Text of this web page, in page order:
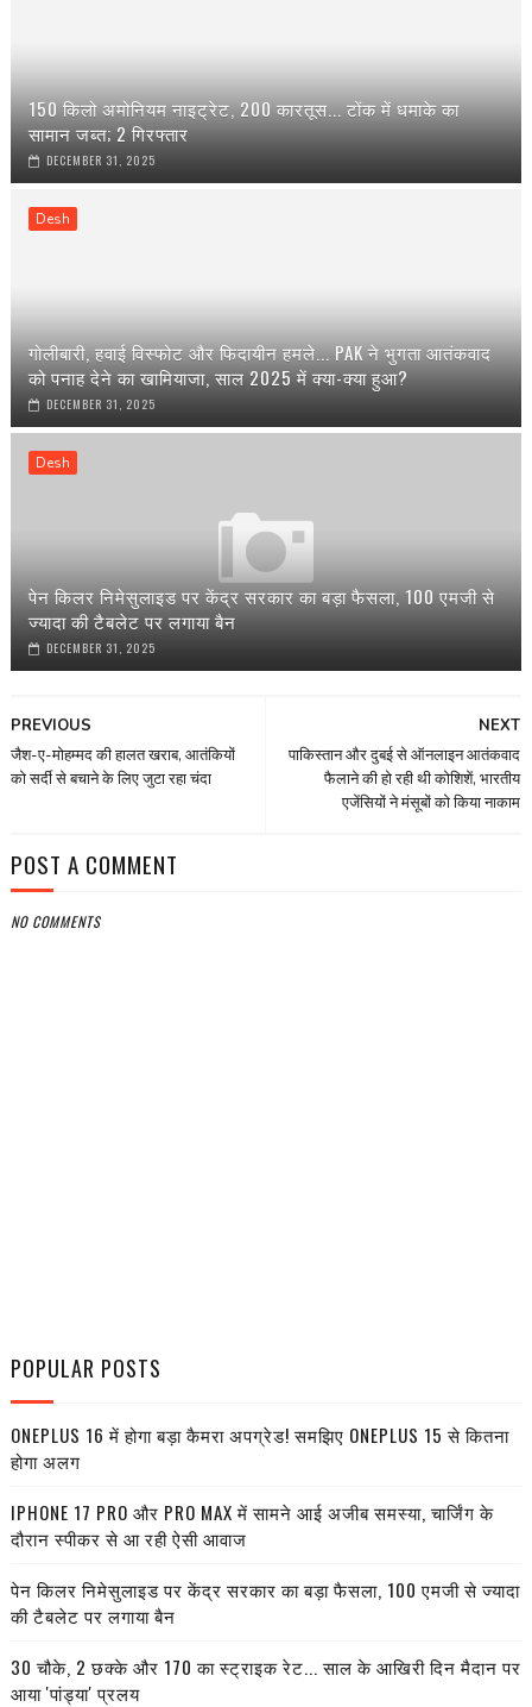
150 किलो अमोनियम नाइट्रेट, 200 कारतूस... टोंक में धमाके का
सामान जब्त; 2 गिरफ्तार
DECEMBER 31, 2025
Desh
गोलीबारी, हवाई विस्फोट और फिदायीन हमले... PAK ने भुगता आतंकवाद
को पनाह देने का खामियाजा, साल 2025 में क्या-क्या हुआ?
DECEMBER 31, 2025
Desh
पेन किलर निमेसुलाइड पर केंद्र सरकार का बड़ा फैसला, 100 एमजी से
ज्यादा की टैबलेट पर लगाया बैन
DECEMBER 31, 2025
NEXT
पाकिस्तान और दुबई से ऑनलाइन आतंकवाद
फैलाने की हो रही थी कोशिशें, भारतीय
एजेंसियों ने मंसूबों को किया नाकाम
PREVIOUS
जैश-ए-मोहम्मद की हालत खराब, आतंकियों
को सर्दी से बचाने के लिए जुटा रहा चंदा
POST A COMMENT
NO COMMENTS
POPULAR POSTS
ONEPLUS 16 में होगा बड़ा कैमरा अपग्रेड! समझिए ONEPLUS 15 से कितना
होगा अलग
IPHONE 17 PRO और PRO MAX में सामने आई अजीब समस्या, चार्जिंग के
दौरान स्पीकर से आ रही ऐसी आवाज
पेन किलर निमेसुलाइड पर केंद्र सरकार का बड़ा फैसला, 100 एमजी से ज्यादा
की टैबलेट पर लगाया बैन
30 चौके, 2 छक्के और 170 का स्ट्राइक रेट... साल के आखिरी दिन मैदान पर
आया 'पांड्या' प्रलय